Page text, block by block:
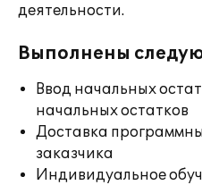
деятельности.
Выполнены
Ввод начальных
начальных остатков
Доставка
заказчика
Индивидуальное